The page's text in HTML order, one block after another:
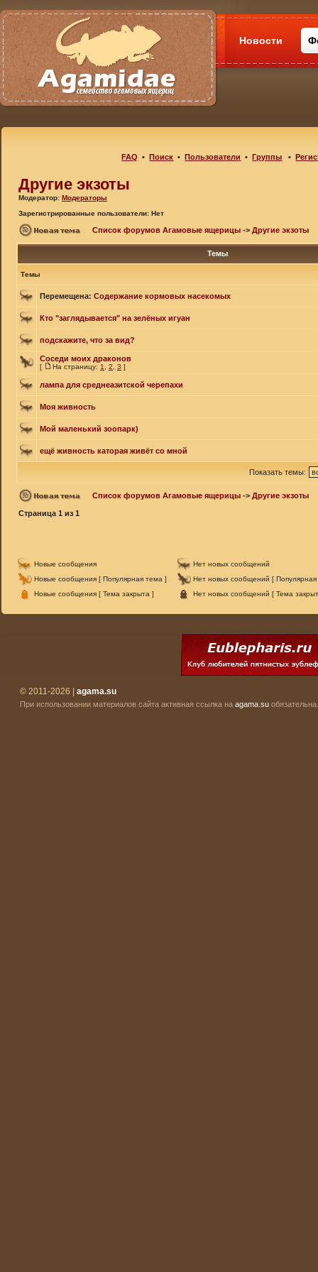
Новости
FAQ •Поиск •Пользователи •Группы •
Другие экзоты
Модератор: Модераторы
Зарегистрированные пользователи: Нет
Список форумов Агамовые ящерицы -> Другие экзоты
Темы
Темы
Перемещена: Содержание кормовых насекомых
Кто "заглядывается" на зелёных игуан
подскажите, что за вид?
Соседи моих драконов
[ На страницу: 1 2 3 ]
лампа для среднеазитской черепахи
Моя живность
Мой маленький зоопарк)
ещё живность каторая живёт со мной
Показать темы:
Список форумов Агамовые ящерицы -> Другие экзоты
Страница 1 из 1
Новые сообщения
Нет новых сообщений
Новые сообщения [ Популярная тема ]
Нет новых сообщений [
Новые сообщения [ Тема закрыта ]
Нет новых сообщений [ Тема
© 2011-2026 | agama.su
При использовании материалов сайта активная ссылка на agama.su обязательна.